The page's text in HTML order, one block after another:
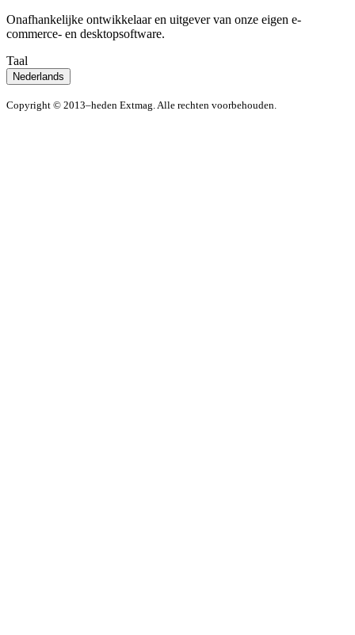
Onafhankelijke ontwikkelaar en uitgever van onze eigen e-
commerce- en desktopsoftware.
Taal
Nederlands
Copyright © 2013–heden Extmag. Alle rechten voorbehouden.